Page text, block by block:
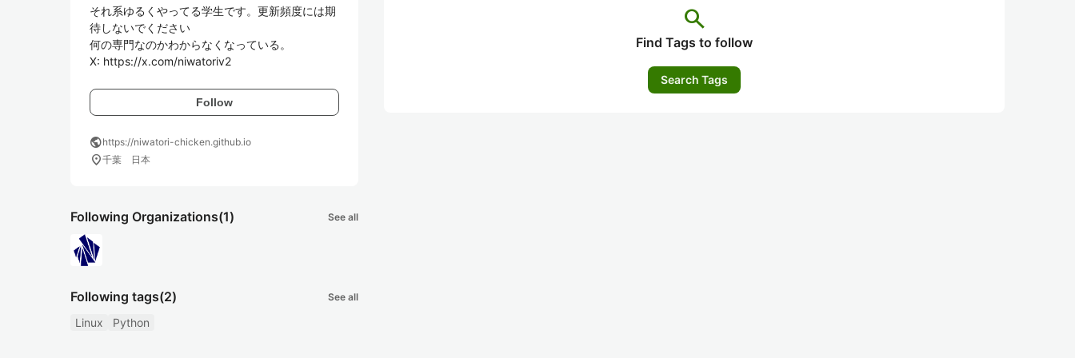
それ系ゆるくやってる学生です。更新頻度には期
待しないでください
何の専門なのかわからなくなっている。
X: https://x.com/niwatoriv2
Follow
publichttps://niwatori-chicken.github.io
location_on千葉 日本
Following Organizations(1) See all
Following tags(2) See all
Linux Python
search
Find Tags to follow
Search Tags